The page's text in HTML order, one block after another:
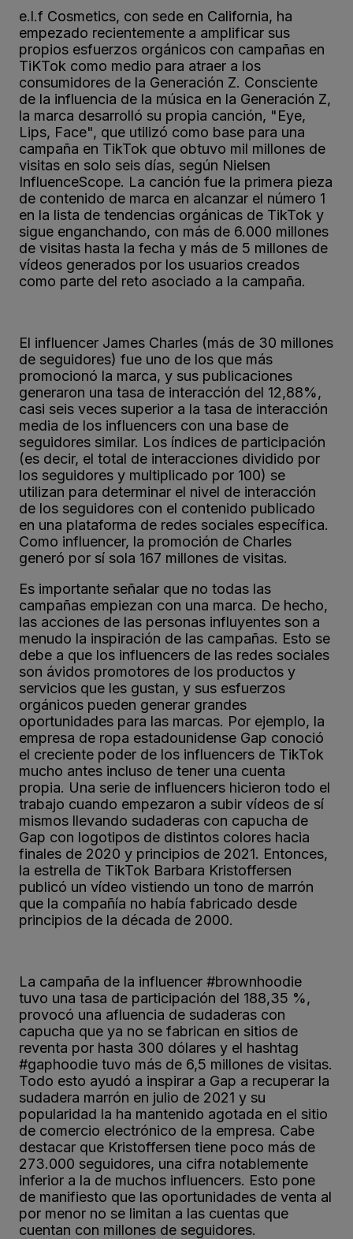
e.l.f Cosmetics, con sede en California, ha
empezado recientemente a amplificar sus
propios esfuerzos orgánicos con campañas en
TiKTok como medio para atraer a los
consumidores de la Generación Z. Consciente
de la influencia de la música en la Generación Z,
la marca desarrolló su propia canción, "Eye,
Lips, Face", que utilizó como base para una
campaña en TikTok que obtuvo mil millones de
visitas en solo seis días, según Nielsen
InfluenceScope. La canción fue la primera pieza
de contenido de marca en alcanzar el número 1
en la lista de tendencias orgánicas de TikTok y
sigue enganchando, con más de 6.000 millones
de visitas hasta la fecha y más de 5 millones de
vídeos generados por los usuarios creados
como parte del reto asociado a la campaña.
El influencer James Charles (más de 30 millones
de seguidores) fue uno de los que más
promocionó la marca, y sus publicaciones
generaron una tasa de interacción del 12,88%,
casi seis veces superior a la tasa de interacción
media de los influencers con una base de
seguidores similar. Los índices de participación
(es decir, el total de interacciones dividido por
los seguidores y multiplicado por 100) se
utilizan para determinar el nivel de interacción
de los seguidores con el contenido publicado
en una plataforma de redes sociales específica.
Como influencer, la promoción de Charles
generó por sí sola 167 millones de visitas.
Es importante señalar que no todas las
campañas empiezan con una marca. De hecho,
las acciones de las personas influyentes son a
menudo la inspiración de las campañas. Esto se
debe a que los influencers de las redes sociales
son ávidos promotores de los productos y
servicios que les gustan, y sus esfuerzos
orgánicos pueden generar grandes
oportunidades para las marcas. Por ejemplo, la
empresa de ropa estadounidense Gap conoció
el creciente poder de los influencers de TikTok
mucho antes incluso de tener una cuenta
propia. Una serie de influencers hicieron todo el
trabajo cuando empezaron a subir vídeos de sí
mismos llevando sudaderas con capucha de
Gap con logotipos de distintos colores hacia
finales de 2020 y principios de 2021. Entonces,
la estrella de TikTok Barbara Kristoffersen
publicó un vídeo vistiendo un tono de marrón
que la compañía no había fabricado desde
principios de la década de 2000.
La campaña de la influencer #brownhoodie
tuvo una tasa de participación del 188,35 %,
provocó una afluencia de sudaderas con
capucha que ya no se fabrican en sitios de
reventa por hasta 300 dólares y el hashtag
#gaphoodie tuvo más de 6,5 millones de visitas.
Todo esto ayudó a inspirar a Gap a recuperar la
sudadera marrón en julio de 2021 y su
popularidad la ha mantenido agotada en el sitio
de comercio electrónico de la empresa. Cabe
destacar que Kristoffersen tiene poco más de
273.000 seguidores, una cifra notablemente
inferior a la de muchos influencers. Esto pone
de manifiesto que las oportunidades de venta al
por menor no se limitan a las cuentas que
cuentan con millones de seguidores.